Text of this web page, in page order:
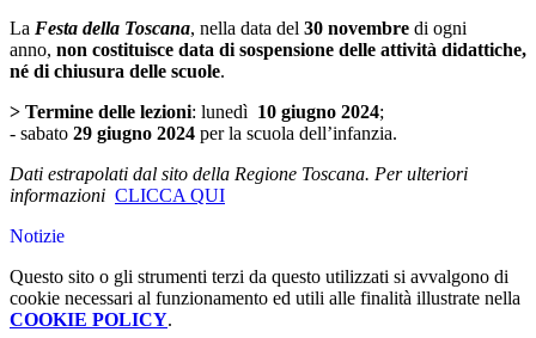
La Festa della Toscana, nella data del 30 novembre di ogni
anno, non costituisce data di sospensione delle attività didattiche,
né di chiusura delle scuole.
> Termine delle lezioni: lunedì 10 giugno 2024;
- sabato 29 giugno 2024 per la scuola dell’infanzia.
Dati estrapolati dal sito della Regione Toscana. Per ulteriori
informazioni CLICCA QUI
Notizie
Questo sito o gli strumenti terzi da questo utilizzati si avvalgono di
cookie necessari al funzionamento ed utili alle finalità illustrate nella
COOKIE POLICY.